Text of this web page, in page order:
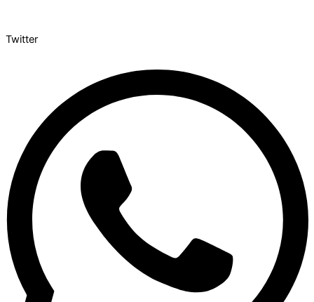
Twitter